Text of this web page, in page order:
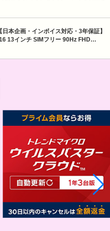
本企画・インボイス対応・3年保証】
13インチ SIMフリー 90Hz FHD…